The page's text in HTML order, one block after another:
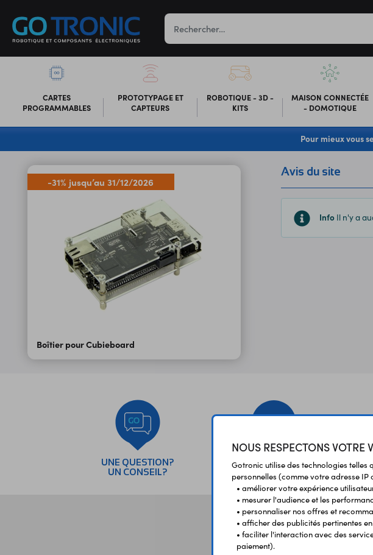
CARTES
PROGRAMMABLES
PROTOTYPAGE ET
CAPTEURS
ROBOTIQUE - 3D -
KITS
MAISON CONNECTÉE
- DOMOTIQUE
Pour mieux vous
-31% jusqu’au 31/12/2026
Boîtier pour Cubieboard
Avis du site
Info Il n'y a
UNE QUESTION?
UN CONSEIL?
PAIEMENT
SÉCURISÉ
Vos avis
NOUS RESPECTONS VOTRE
Gotronic utilise des technologies telles
personnelles (comme votre adresse
• améliorer votre expérience
• mesurer l'audience et les
• personnaliser nos offres et
• afficher des publicités pertinentes
• faciliter l'interaction avec des
paiement).